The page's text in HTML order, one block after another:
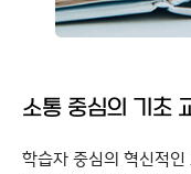
소통 중심의 기초
학습자 중심의 혁신적